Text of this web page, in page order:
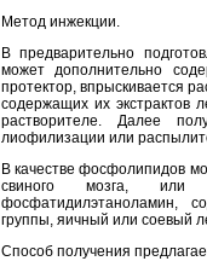
Метод инжекции.
В предварительно
может дополнительно
протектор, впрыскивается
содержащих их экстрактов
растворителе. Далее
лиофилизации или
В качестве фосфолипидов
свиного мозга, или
фосфатидилэтаноламин,
группы, яичный или соевый
Способ получения